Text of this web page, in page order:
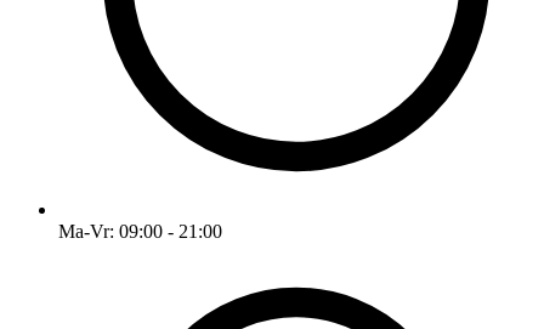
Ma-Vr: 09:00 - 21:00